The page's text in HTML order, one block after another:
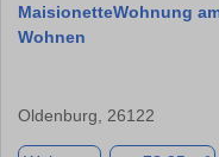
MaisionetteWohnung
Wohnen
Oldenburg, 26122